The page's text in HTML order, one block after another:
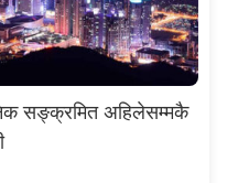
सङ्क्रमित अहिलेसम्मकै